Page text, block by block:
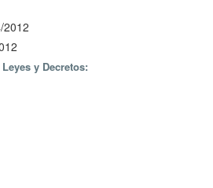
2012
y Decretos: